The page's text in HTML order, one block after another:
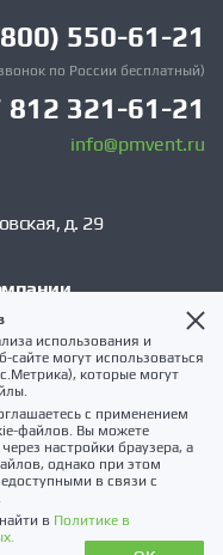
использования и
сайте могут использоваться
которые могут
с применением
файлов. Вы можете
настройки браузера, а
однако при этом
в связи с
в Политике в
сайта
д. 29
550-61-21
по России бесплатный)
812 321-61-21
info@pmvent.ru